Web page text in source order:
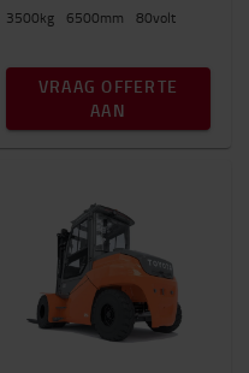
3500kg 6500mm 80volt
VRAAG OFFERTE
AAN